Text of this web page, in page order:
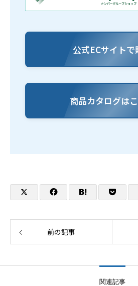
公式ECサイトで
商品カタログは
前の記事
関連記事